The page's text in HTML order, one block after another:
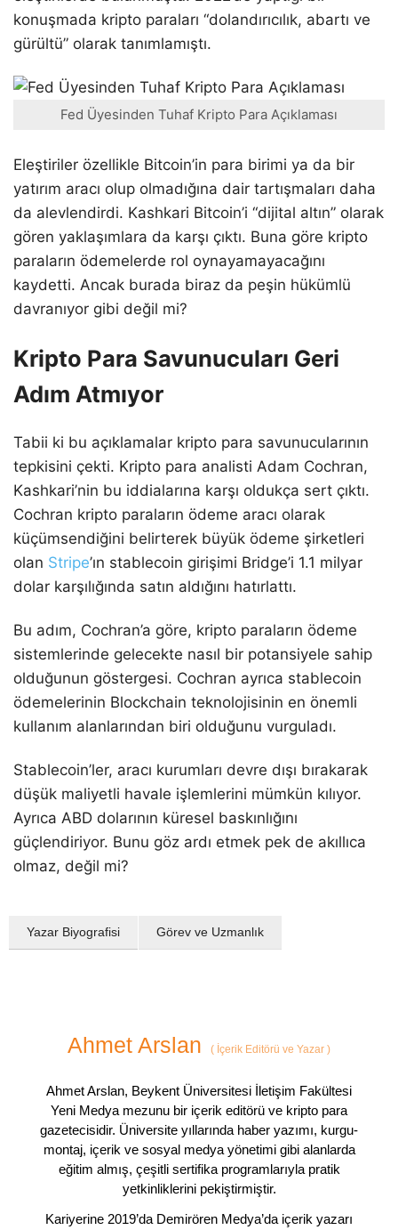
konuşmada kripto paraları “dolandırıcılık, abartı ve
gürültü” olarak tanımlamıştı.
Fed Üyesinden Tuhaf Kripto Para Açıklaması
Eleştiriler özellikle Bitcoin’in para birimi ya da bir
yatırım aracı olup olmadığına dair tartışmaları daha
da alevlendirdi. Kashkari Bitcoin’i “dijital altın” olarak
gören yaklaşımlara da karşı çıktı. Buna göre kripto
paraların ödemelerde rol oynayamayacağını
kaydetti. Ancak burada biraz da peşin hükümlü
davranıyor gibi değil mi?
Kripto Para Savunucuları Geri
Adım Atmıyor
Tabii ki bu açıklamalar kripto para savunucularının
tepkisini çekti. Kripto para analisti Adam Cochran,
Kashkari’nin bu iddialarına karşı oldukça sert çıktı.
Cochran kripto paraların ödeme aracı olarak
küçümsendiğini belirterek büyük ödeme şirketleri
olan Stripe’ın stablecoin girişimi Bridge’i 1.1 milyar
dolar karşılığında satın aldığını hatırlattı.
Bu adım, Cochran’a göre, kripto paraların ödeme
sistemlerinde gelecekte nasıl bir potansiyele sahip
olduğunun göstergesi. Cochran ayrıca stablecoin
ödemelerinin Blockchain teknolojisinin en önemli
kullanım alanlarından biri olduğunu vurguladı.
Stablecoin’ler, aracı kurumları devre dışı bırakarak
düşük maliyetli havale işlemlerini mümkün kılıyor.
Ayrıca ABD dolarının küresel baskınlığını
güçlendiriyor. Bunu göz ardı etmek pek de akıllıca
olmaz, değil mi?
Yazar Biyografisi Görev ve Uzmanlık
Ahmet Arslan ( İçerik Editörü ve Yazar )
Ahmet Arslan, Beykent Üniversitesi İletişim Fakültesi
Yeni Medya mezunu bir içerik editörü ve kripto para
gazetecisidir. Üniversite yıllarında haber yazımı, kurgu-
montaj, içerik ve sosyal medya yönetimi gibi alanlarda
eğitim almış, çeşitli sertifika programlarıyla pratik
yetkinliklerini pekiştirmiştir.
Kariyerine 2019’da Demirören Medya’da içerik yazarı